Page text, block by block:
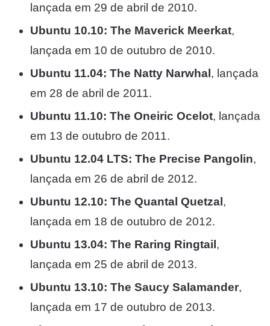
lançada em 29 de abril de 2010.
Ubuntu 10.10: The Maverick Meerkat,
lançada em 10 de outubro de 2010.
Ubuntu 11.04: The Natty Narwhal, lançada
em 28 de abril de 2011.
Ubuntu 11.10: The Oneiric Ocelot, lançada
em 13 de outubro de 2011.
Ubuntu 12.04 LTS: The Precise Pangolin,
lançada em 26 de abril de 2012.
Ubuntu 12.10: The Quantal Quetzal,
lançada em 18 de outubro de 2012.
Ubuntu 13.04: The Raring Ringtail,
lançada em 25 de abril de 2013.
Ubuntu 13.10: The Saucy Salamander,
lançada em 17 de outubro de 2013.